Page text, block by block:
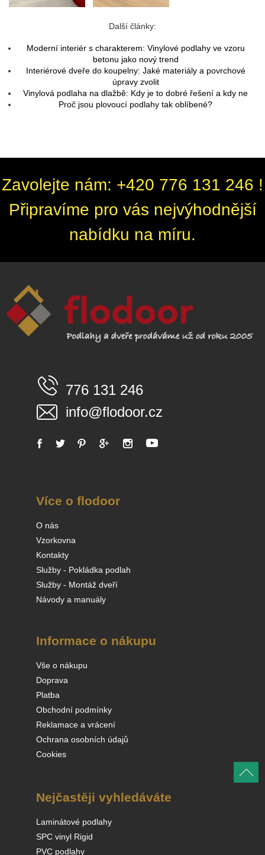
Další články:
Moderní interiér s charakterem: Vinylové podlahy ve vzoru
betonu jako nový trend
Interiérové dveře do koupelny: Jaké materiály a povrchové
úpravy zvolit
Vinylová podlaha na dlažbě: Kdy je to dobré řešení a kdy ne
Proč jsou plovoucí podlahy tak oblíbené?
Zavolejte nám: +420 776 131 246 !
Připravíme pro vás nejvýhodnější
nabídku na míru.
776 131 246
info@flodoor.cz
Více o flodoor
O nás
Vzorkovna
Kontakty
Služby - Pokládka podlah
Služby - Montáž dveří
Návody a manuály
Informace o nákupu
Vše o nákupu
Doprava
Platba
Obchodní podmínky
Reklamace a vrácení
Ochrana osobních údajů
Cookies
Nejčastěji vyhledáváte
Laminátové podlahy
SPC vinyl Rigid
PVC podlahy